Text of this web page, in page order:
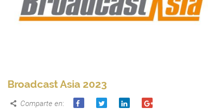
Broadcast Asia 2023
Comparte en: